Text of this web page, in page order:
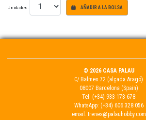
Unidades: AÑADIR A LA BOLSA
© 2026 CASA PALAU
C/ Balmes 72 (alçada Aragó)
08007 Barcelona (Spain)
Tel. (+34) 933 173 678
WhatsApp: (+34) 606 328 056
email: trenes@palauhobby.com